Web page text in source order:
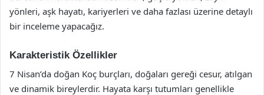
yönleri, aşk hayatı, kariyerleri ve daha fazlası üzerine detaylı
bir inceleme yapacağız.
Karakteristik Özellikler
7 Nisan’da doğan Koç burçları, doğaları gereği cesur, atılgan
ve dinamik bireylerdir. Hayata karşı tutumları genellikle